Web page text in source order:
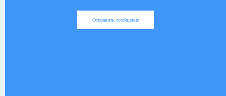
Отправить сообщение